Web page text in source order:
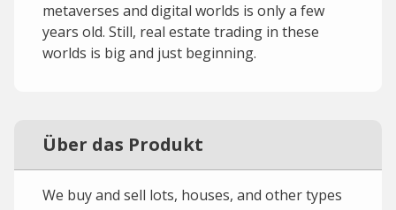
metaverses and digital worlds is only a few
years old. Still, real estate trading in these
worlds is big and just beginning.
Über das Produkt
We buy and sell lots, houses, and other types